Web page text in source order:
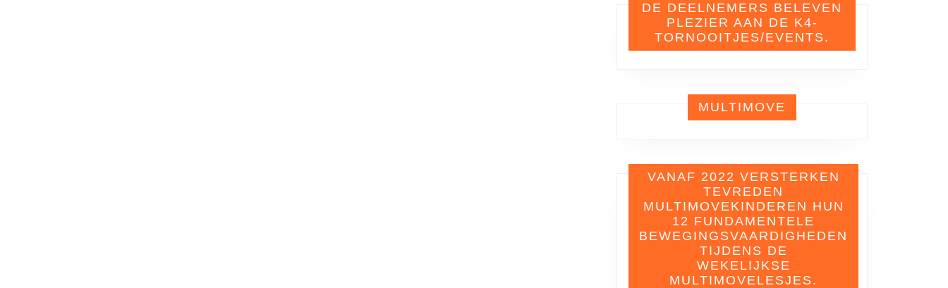
DE DEELNEMERS BELEVEN
PLEZIER AAN DE K4-
TORNOOITJES/EVENTS.
MULTIMOVE
VANAF 2022 VERSTERKEN
TEVREDEN
MULTIMOVEKINDEREN HUN
12 FUNDAMENTELE
BEWEGINGSVAARDIGHEDEN
TIJDENS DE
WEKELIJKSE
MULTIMOVELESJES.